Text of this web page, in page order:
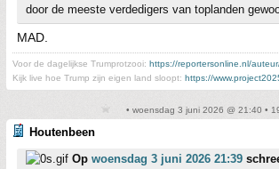
door de meeste verdedigers van toplanden
MAD.
Voor de dagelijkse Trumprotzooi: https://reportersonline.nl/
Kijk live hoe Trump zijn eigen land sloopt: https://
• woensdag 3 juni 2026 @ 21:40 •
Houtenbeen
Op woensdag 3 juni 2026 21:39